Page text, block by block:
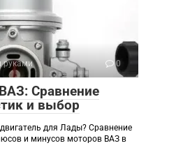
руками 0
Сравнение
и выбор
для Лады? Сравнение
и минусов моторов ВАЗ в